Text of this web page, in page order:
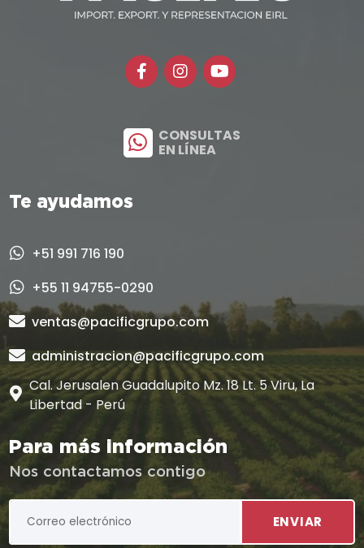
CONSULTAS
EN LÍNEA
Te ayudamos
+51 991 716 190
+55 11 94755-0290
ventas@pacificgrupo.com
administracion@pacificgrupo.com
Cal. Jerusalen Guadalupito Mz. 18 Lt. 5 Viru, La
Libertad - Perú
Para más información
Nos contactamos contigo
ENVIAR